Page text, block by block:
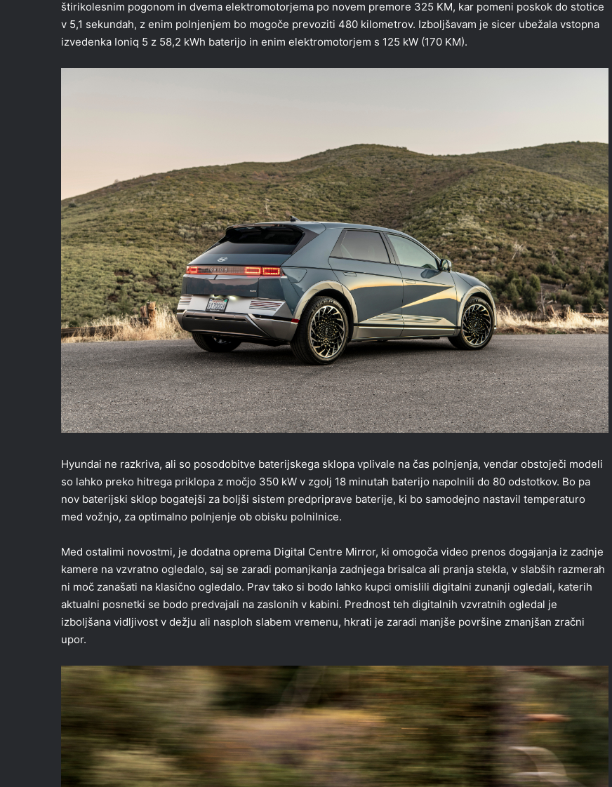
štirikolesnim pogonom in dvema elektromotorjema po novem premore 325 KM, kar pomeni poskok do stotice
v 5,1 sekundah, z enim polnjenjem bo mogoče prevoziti 480 kilometrov. Izboljšavam je sicer ubežala vstopna
izvedenka Ioniq 5 z 58,2 kWh baterijo in enim elektromotorjem s 125 kW (170 KM).
Hyundai ne razkriva, ali so posodobitve baterijskega sklopa vplivale na čas polnjenja, vendar obstoječi modeli
so lahko preko hitrega priklopa z močjo 350 kW v zgolj 18 minutah baterijo napolnili do 80 odstotkov. Bo pa
nov baterijski sklop bogatejši za boljši sistem predpriprave baterije, ki bo samodejno nastavil temperaturo
med vožnjo, za optimalno polnjenje ob obisku polnilnice.
Med ostalimi novostmi, je dodatna oprema Digital Centre Mirror, ki omogoča video prenos dogajanja iz zadnje
kamere na vzvratno ogledalo, saj se zaradi pomanjkanja zadnjega brisalca ali pranja stekla, v slabših razmerah
ni moč zanašati na klasično ogledalo. Prav tako si bodo lahko kupci omislili digitalni zunanji ogledali, katerih
aktualni posnetki se bodo predvajali na zaslonih v kabini. Prednost teh digitalnih vzvratnih ogledal je
izboljšana vidljivost v dežju ali nasploh slabem vremenu, hkrati je zaradi manjše površine zmanjšan zračni
upor.